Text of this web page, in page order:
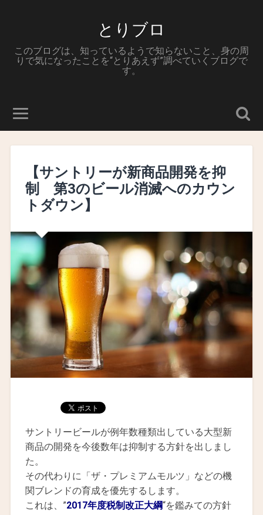
とりブロ
このブログは、知っているようで知らないこと、身の周
りで気になったことを“とりあえず”調べていくブログで
す。
【サントリーが新商品開発を抑
制 第3のビール消滅へのカウン
トダウン】
サントリービールが例年数種類出している大型新
商品の開発を今後数年は抑制する方針を出しまし
た。
その代わりに「ザ・プレミアムモルツ」などの機
関ブレンドの育成を優先するします。
これは、”2017年度税制改正大綱“を鑑みての方針